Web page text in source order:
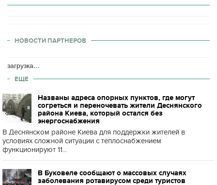
НОВОСТИ ПАРТНЕРОВ
загрузка...
ЕЩЕ
Названы адреса опорных пунктов, где могут
согреться и переночевать жители Деснянского
района Киева, который остался без
энергоснабжения
В Деснянском районе Киева для поддержки жителей в
условиях сложной ситуации с теплоснабжением
функционируют 11...
В Буковеле сообщают о массовых случаях
заболевания ротавирусом среди туристов